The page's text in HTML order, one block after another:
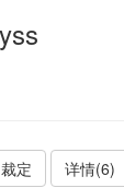
裁定 详情(6)